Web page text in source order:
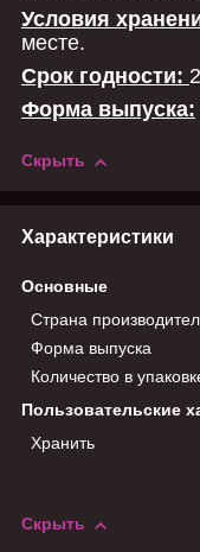
Условия
месте.
Срок годности:
Форма выпуска:
Скрыть
Характеристики
Основные
Страна
Форма выпуска
Количество в
Пользовательские
Хранить
Скрыть